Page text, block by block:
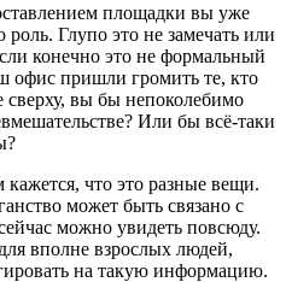
площадки вы уже
роль. Глупо это не замечать или
конечно это не формальный
офис пришли громить те, кто
сверху, вы бы непоколебимо
Или бы всё-таки
кажется, что это разные вещи.
может быть связано с
можно увидеть повсюду.
вполне взрослых людей,
на такую информацию.